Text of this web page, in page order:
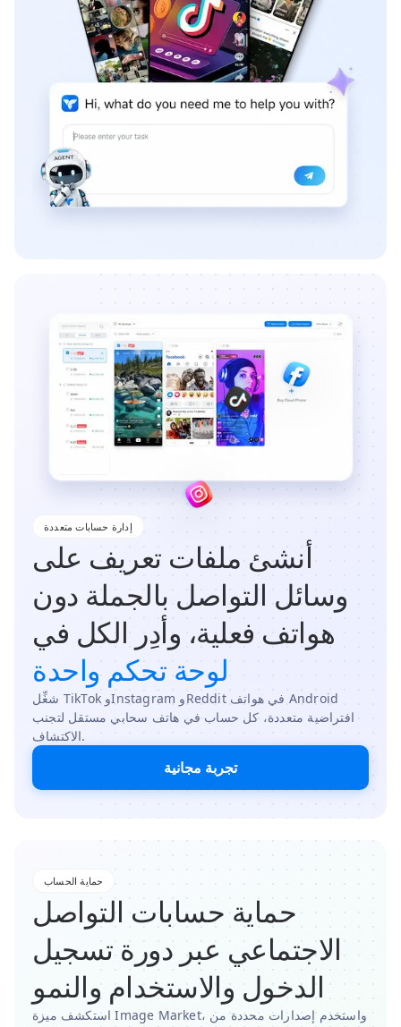
إدارة حسابات متعددة
أنشئ ملفات تعريف على
وسائل التواصل بالجملة دون
هواتف فعلية، وأدِر الكل في
لوحة تحكم واحدة
شغِّل TikTok وInstagram وReddit في هواتف Android
افتراضية متعددة، كل حساب في هاتف سحابي مستقل لتجنب
الاكتشاف.
تجربة مجانية
حماية الحساب
حماية حسابات التواصل
الاجتماعي عبر دورة تسجيل
الدخول والاستخدام والنمو
استكشف ميزة Image Market، واستخدم إصدارات محددة من